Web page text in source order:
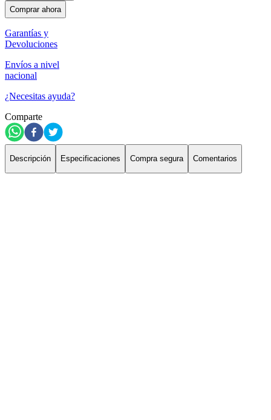
Comprar ahora
Garantías y
Devoluciones
Envíos a nivel
nacional
¿Necesitas ayuda?
Comparte
Descripción Especificaciones Compra segura Comentarios